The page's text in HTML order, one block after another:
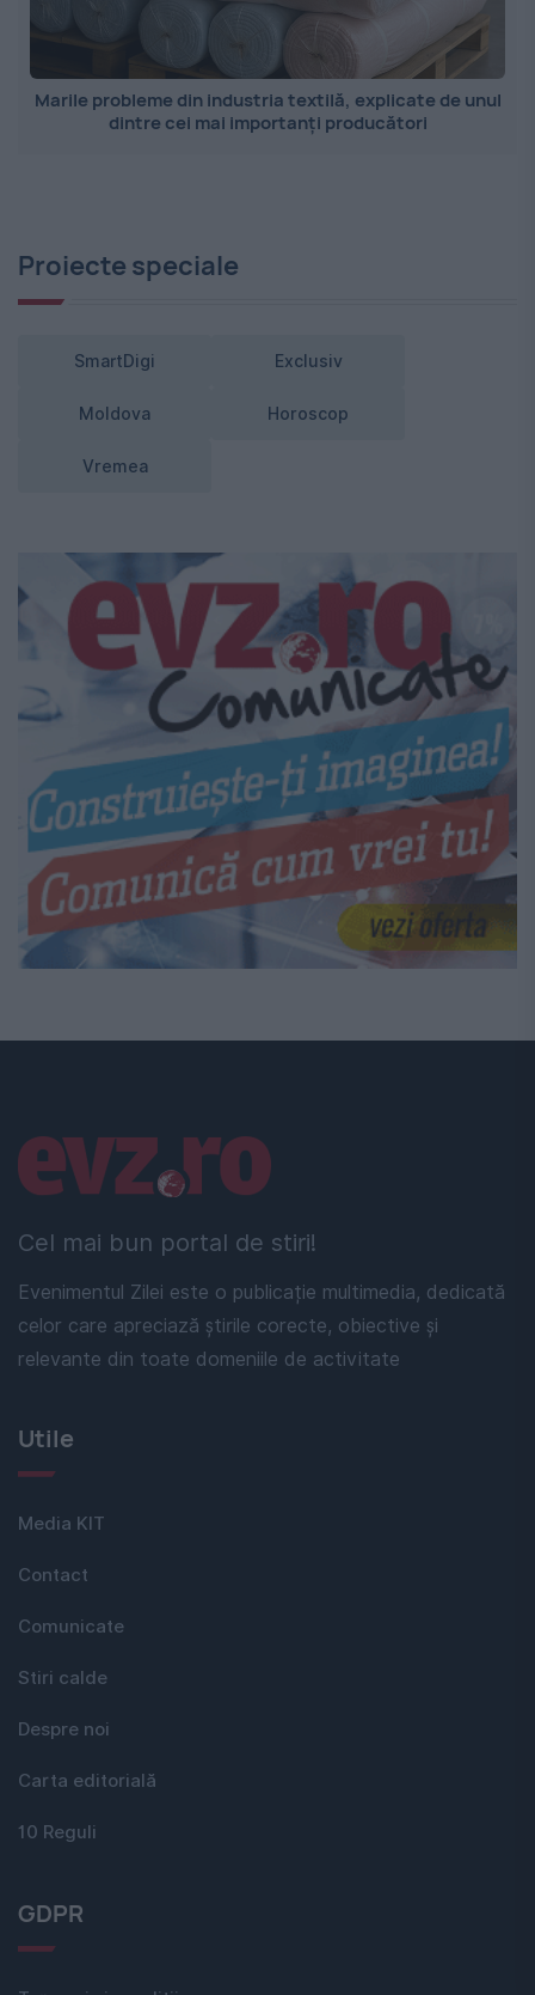
Marile probleme din industria textilă, explicate de unul
dintre cei mai importanți producători
Proiecte speciale
SmartDigi Exclusiv
Moldova Horoscop
Vremea
Cel mai bun portal de stiri!
Evenimentul Zilei este o publicație multimedia, dedicată
celor care apreciază știrile corecte, obiective și
relevante din toate domeniile de activitate
Linkuri utile
Utile
Media KIT
Contact
Comunicate
Stiri calde
Despre noi
Carta editorială
10 Reguli
GDPR